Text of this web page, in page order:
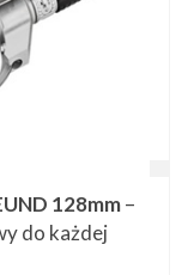
128mm–
do każdej